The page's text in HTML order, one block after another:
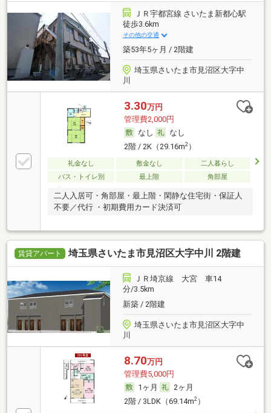
ＪＲ宇都宮線 さいたま新都心駅
徒歩3.6km
その他の交通
築53年5ヶ月 / 2階建
埼玉県さいたま市見沼区大字中
川
3.30万円
管理費2,000円
なし
なし
2階 / 2K（29.16m2）
礼金なし 敷金なし
二人暮らし
バス・トイレ別
最上階 角部屋
二人入居可・角部屋・最上階・閑静な住宅街・保証人
不要／代行 ・初期費用カード決済可
賃貸アパート 埼玉県さいたま市見沼区大字中川 2階建
ＪＲ埼京線 大宮 車14
分/3.5km
新築 / 2階建
埼玉県さいたま市見沼区大字中
川
8.70万円
管理費5,000円
1ヶ月
2ヶ月
2階 / 3LDK（69.14m2）